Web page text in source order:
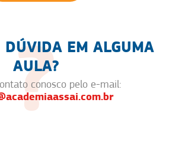
DÚVIDA EM ALGUMA
AULA?
conosco pelo e-mail: